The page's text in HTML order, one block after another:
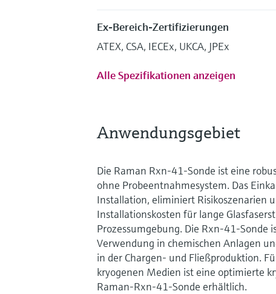
Ex-Bereich-Zertifizierungen
ATEX, CSA, IECEx, UKCA, JPEx
Alle Spezifikationen anzeigen
Anwendungsgebiet
Die Raman Rxn-41-Sonde ist eine
ohne Probeentnahmesystem. Das
Installation, eliminiert Risikoszenarien
Installationskosten für lange
Prozessumgebung. Die Rxn-41-Sonde
Verwendung in chemischen Anlagen
in der Chargen- und Fließproduktion.
kryogenen Medien ist eine optimierte
Raman-Rxn-41-Sonde erhältlich.